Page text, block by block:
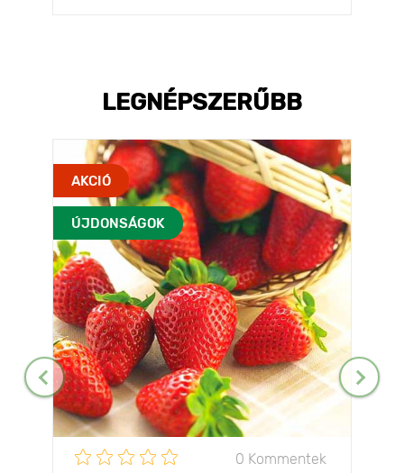
LEGNÉPSZERŰBB
AKCIÓ
ÚJDONSÁGOK
0 Kommentek